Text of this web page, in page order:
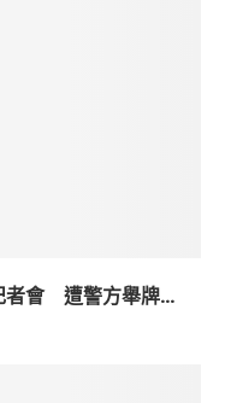
者會 遭警方舉牌...